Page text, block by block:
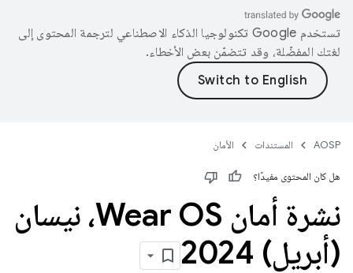
تستخدم Google تكنولوجيا الذكاء الاصطناعي لترجمة المحتوى إلى
لغتك المفضّلة، وقد تتضمّن بعض الأخطاء.
AOSP المستندات الأمان
هل كان المحتوى مفيدًا؟
نشرة أمان Wear OS، نيسان
(أبريل) 2024